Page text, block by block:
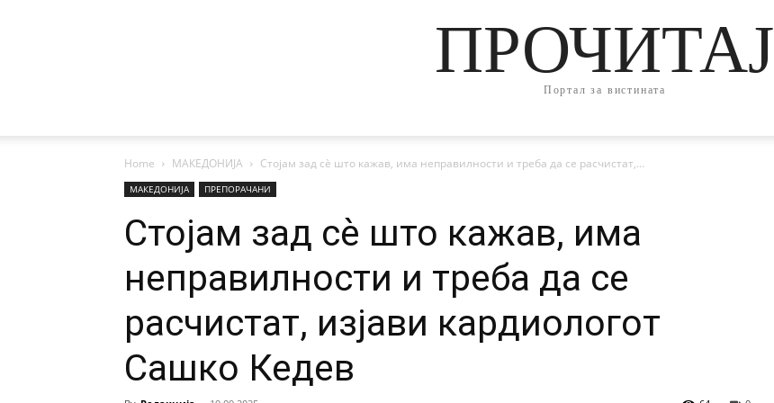
ПРОЧИТАЈ
Портал за вистината
Home МАКЕДОНИЈА Стојам зад сè што кажав, има неправилности и треба да се расчистат,...
МАКЕДОНИЈА ПРЕПОРАЧАНИ
Стојам зад сè што кажав, има
неправилности и треба да се
расчистат, изјави кардиологот
Сашко Кедев